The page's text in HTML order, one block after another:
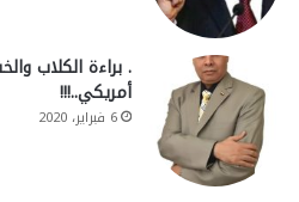
. براءة الكلاب
أمريكي..!!!
6 فبراير، 2020